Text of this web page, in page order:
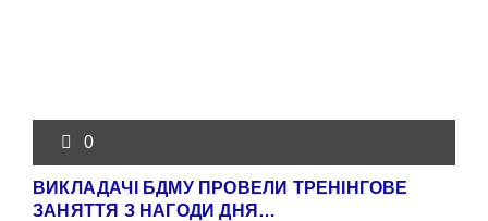
0
ВИКЛАДАЧІ БДМУ ПРОВЕЛИ ТРЕНІНГОВЕ
ЗАНЯТТЯ З НАГОДИ ДНЯ…